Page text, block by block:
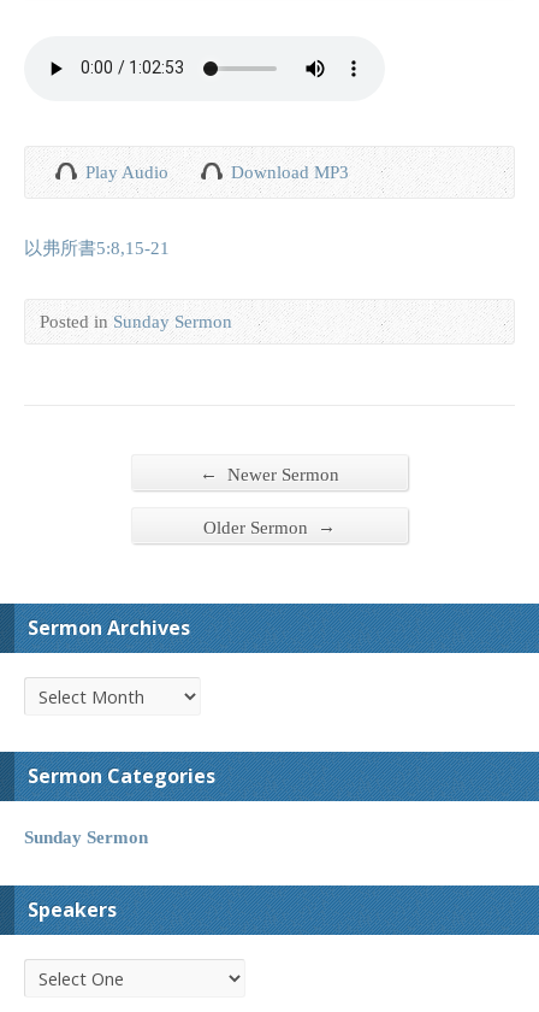
Play Audio Download MP3
以弗所書5:8,15-21
Posted inSunday Sermon
← Newer Sermon
Older Sermon →
Sermon Archives
Sermon Categories
Sunday Sermon
Speakers